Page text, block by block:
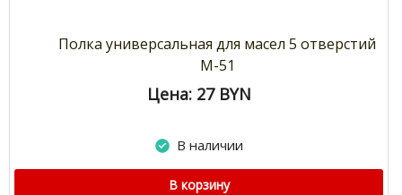
Полка универсальная для масел 5 отверстий
М-51
Цена: 27 BYN
В наличии
В корзину